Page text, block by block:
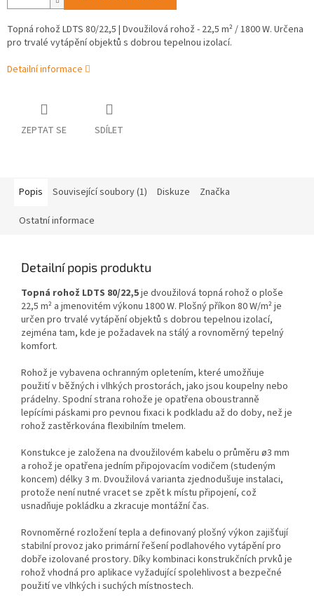
Topná rohož LDTS 80/22,5 | Dvoužilová rohož - 22,5 m² / 1800 W. Určena
pro trvalé vytápění objektů s dobrou tepelnou izolací.
Detailní informace
ZEPTAT SE SDÍLET
Popis Související soubory (1) Diskuze Značka
Ostatní informace
Detailní popis produktu
Topná rohož LDTS 80/22,5je dvoužilová topná rohož o ploše
22,5 m² a jmenovitém výkonu 1800 W. Plošný příkon 80 W/m² je
určen pro trvalé vytápění objektů s dobrou tepelnou izolací,
zejména tam, kde je požadavek na stálý a rovnoměrný tepelný
komfort.
Rohož je vybavena ochranným opletením, které umožňuje
použití v běžných i vlhkých prostorách, jako jsou koupelny nebo
prádelny. Spodní strana rohože je opatřena oboustranně
lepícími páskami pro pevnou fixaci k podkladu až do doby, než je
rohož zastěrkována flexibilním tmelem.
Konstukce je založena na dvoužilovém kabelu o průměru ø3 mm
a rohož je opatřena jedním připojovacím vodičem (studeným
koncem) délky 3 m. Dvoužilová varianta zjednodušuje instalaci,
protože není nutné vracet se zpět k místu připojení, což
usnadňuje pokládku a zkracuje montážní čas.
Rovnoměrné rozložení tepla a definovaný plošný výkon zajišťují
stabilní provoz jako primární řešení podlahového vytápění pro
dobře izolované prostory. Díky kombinaci konstrukčních prvků je
rohož vhodná pro aplikace vyžadující spolehlivost a bezpečné
použití ve vlhkých i suchých místnostech.